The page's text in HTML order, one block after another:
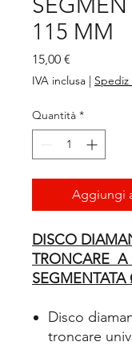
115 MM
15,00 €
IVA inclusa | Spediz
Quantità *
Aggiungi
DISCO
TRONCARE A
Disco
troncare